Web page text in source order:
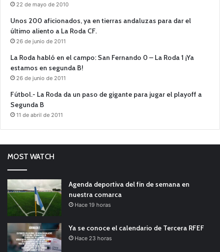
22 de mayo de 2010
Unos 200 aficionados, ya en tierras andaluzas para dar el
último aliento a La Roda CF.
26 de junio de 2011
La Roda habló en el campo: San Fernando 0 – La Roda 1 ¡Ya
estamos en segunda B!
26 de junio de 2011
Fútbol.- La Roda da un paso de gigante para jugar el playoff a
Segunda B
11 de abril de 2011
MOST WATCH
Agenda deportiva del fin de semana en
nuestra comarca
Hace 19 horas
Ya se conoce el calendario de Tercera RFEF
Hace 23 horas